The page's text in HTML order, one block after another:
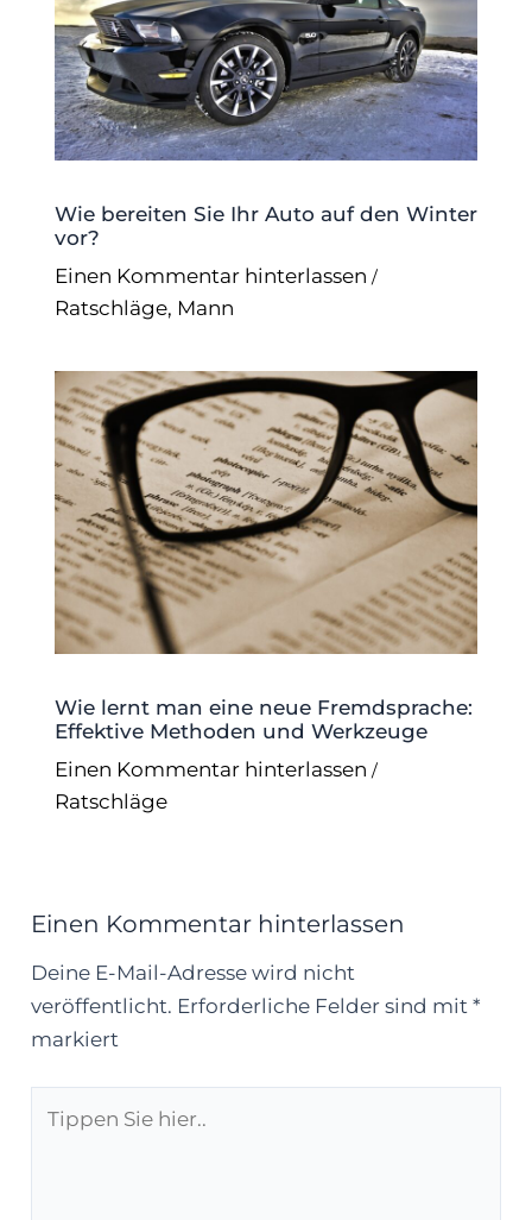
Wie bereiten Sie Ihr Auto auf den Winter
vor?
Einen Kommentar hinterlassen /
Ratschläge, Mann
Wie lernt man eine neue Fremdsprache:
Effektive Methoden und Werkzeuge
Einen Kommentar hinterlassen /
Ratschläge
Einen Kommentar hinterlassen
Deine E-Mail-Adresse wird nicht
veröffentlicht. Erforderliche Felder sind mit*
markiert